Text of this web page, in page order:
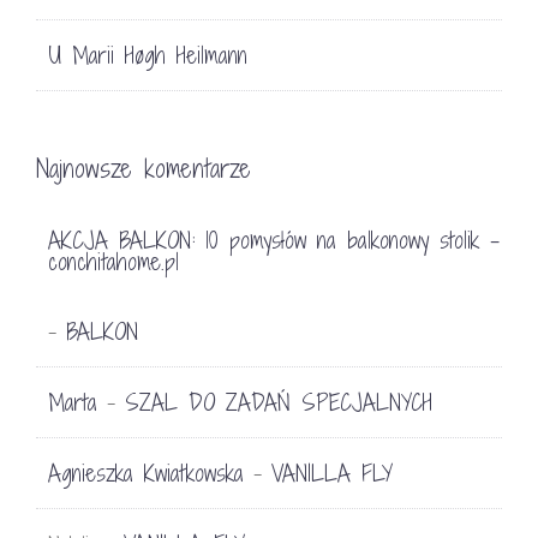
U Marii Høgh Heilmann
Najnowsze komentarze
AKCJA BALKON: 10 pomysłów na balkonowy stolik -
conchitahome.pl
- BALKON
Marta - SZAL DO ZADAŃ SPECJALNYCH
Agnieszka Kwiatkowska - VANILLA FLY